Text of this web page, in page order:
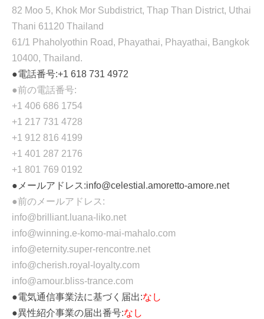
82 Moo 5, Khok Mor Subdistrict, Thap Than District, Uthai
Thani 61120 Thailand
61/1 Phaholyothin Road, Phayathai, Phayathai, Bangkok
10400, Thailand.
●電話番号:+1 618 731 4972
●前の電話番号:
+1 406 686 1754
+1 217 731 4728
+1 912 816 4199
+1 401 287 2176
+1 801 769 0192
●メールアドレス:info@celestial.amoretto-amore.net
●前のメールアドレス:
info@brilliant.luana-liko.net
info@winning.e-komo-mai-mahalo.com
info@eternity.super-rencontre.net
info@cherish.royal-loyalty.com
info@amour.bliss-trance.com
●電気通信事業法に基づく届出:なし
●異性紹介事業の届出番号:なし